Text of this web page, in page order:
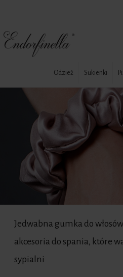
Odzież Sukienki
Jedwabna gumka do
akcesoria do spania, które
sypialni